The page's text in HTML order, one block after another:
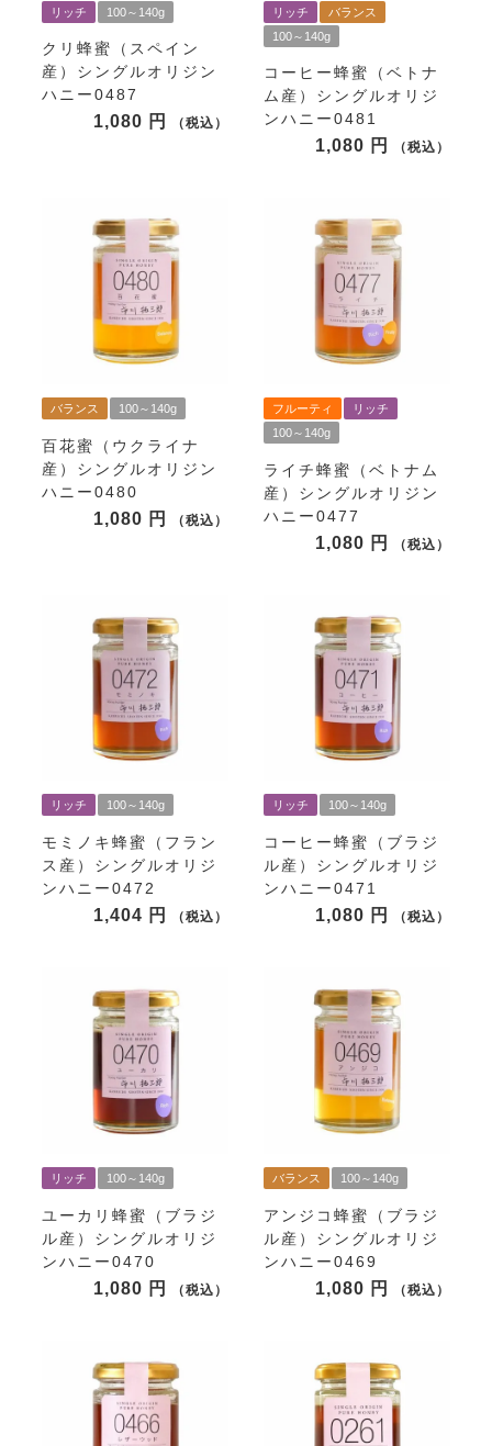
リッチ 100～140g
クリ蜂蜜（スペイン
産）シングルオリジン
ハニー0487
1,080 税込
リッチ
バランス
100～140g
コーヒー蜂蜜（ベトナ
ム産）シングルオリジ
ンハニー0481
1,080 税込
バランス 100～140g
百花蜜（ウクライナ
産）シングルオリジン
ハニー0480
1,080 税込
フルーティ
リッチ
100～140g
ライチ蜂蜜（ベトナム
産）シングルオリジン
ハニー0477
1,080 税込
リッチ 100～140g
モミノキ蜂蜜（フラン
ス産）シングルオリジ
ンハニー0472
1,404 税込
リッチ 100～140g
コーヒー蜂蜜（ブラジ
ル産）シングルオリジ
ンハニー0471
1,080 税込
リッチ 100～140g
ユーカリ蜂蜜（ブラジ
ル産）シングルオリジ
ンハニー0470
1,080 税込
バランス 100～140g
アンジコ蜂蜜（ブラジ
ル産）シングルオリジ
ンハニー0469
1,080 税込